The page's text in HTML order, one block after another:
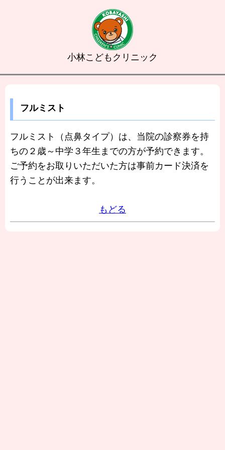
小林こどもクリニック
フルミスト
フルミスト（点鼻タイプ）は、当院の診察券を持
ちの２歳～中学３年生までの方が予約できます。
ご予約をお取りいただいた方は事前カード決済を
行うことが出来ます。
もどる